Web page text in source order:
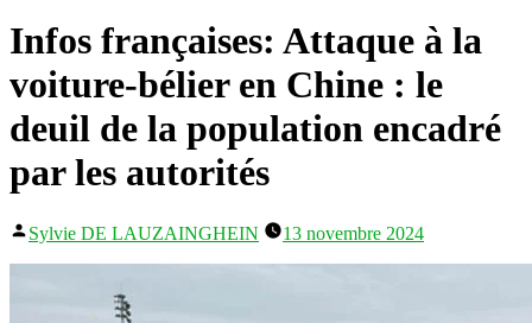
Infos françaises: Attaque à la
voiture-bélier en Chine : le
deuil de la population encadré
par les autorités
Publié
Sylvie DE LAUZAINGHEIN 13 novembre 2024